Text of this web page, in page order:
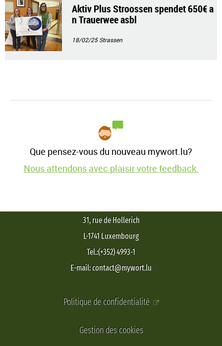
Aktiv Plus Stroossen spendet 650€ a
n Trauerwee asbl
18/02/25Strassen
Que pensez-vous du nouveau mywort.lu?
Nous attendons avec plaisir votre feedback.
31, rue de Hollerich
L-1741 Luxembourg
Tel.:(+352) 4993-1
E-mail: contact@mywort.lu
Politique de confidentialité
Gestion des cookies